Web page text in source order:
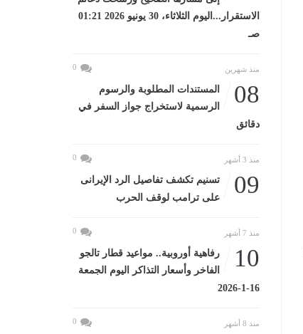
الاستقرار...اليوم الثلاثاء، 30 يونيو 2026 01:21
صـ
منذ شهرين 0
08
المستندات المطلوبة والرسوم
الرسمية لاستخراج جواز السفر في
دقائق
منذ 3 أشهر 0
09
تسنيم تكشف تفاصيل الرد الإيرانى
على ترامب لوقف الحرب
منذ 7 أشهر 0
10
رفاهية أوروبية.. مواعيد قطار تالجو
الفاخر وأسعار التذاكر اليوم الجمعة
16-1-2026
منذ 8 أشهر 0